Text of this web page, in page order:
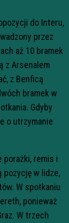
do Interu,
przez
aż 10 bramek
z Arsenalem
z Benficą
bramek w
Gdyby
o utrzymanie
porażki, remis i
pozycję w lidze,
W spotkaniu
ponieważ
W trzech